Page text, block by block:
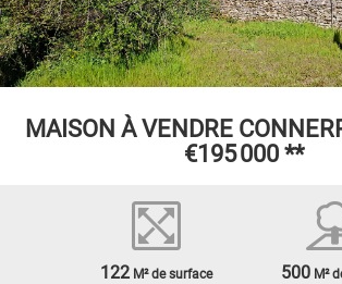
MAISON À VENDRE
€195 000 **
122 M² de surface 500 M²